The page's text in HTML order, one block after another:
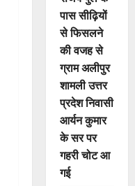
पास सीढ़ियों
से फिसलने
की वजह से
ग्राम अलीपुर
शामली उत्तर
प्रदेश निवासी
आर्यन कुमार
के सर पर
गहरी चोट आ
गई